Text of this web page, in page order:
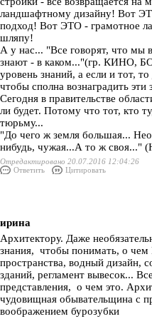
ландшафтному дизайну! Вот
подход! Вот ЭТО - грамотное
шляпу!
А у нас... "Все говорят, что мы
знают - в каком..."(гр. КИНО,
уровень знаний, а если и тот,
чтобы сполна вознаградить эти
Сегодня в правительстве
ли будет. Потому что тот, кто
тюрьму...
"До чего ж земля большая...
нибудь, чужая...А то ж своя..."
Отредактировано 20.07.2016 12:04:26
Ответить
Цитировать
ирина
Архитектору. Даже
знания, чтобы понимать, о
пространства, водный дизайн,
зданий, регламент вывесок...
представления, о чем это.
чудовищная обывательщина с
воображением бурозубки